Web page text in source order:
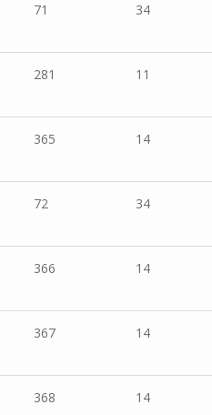
71 34
281 11
365 14
72 34
366 14
367 14
368 14